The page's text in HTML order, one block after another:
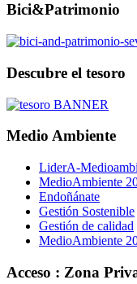
Bici&Patrimonio
Descubre el tesoro
Medio Ambiente
LiderA-
MedioAmbiente
Endoñánate
Gestión Sostenible
Gestión de calidad
MedioAmbiente
Acceso : Zona